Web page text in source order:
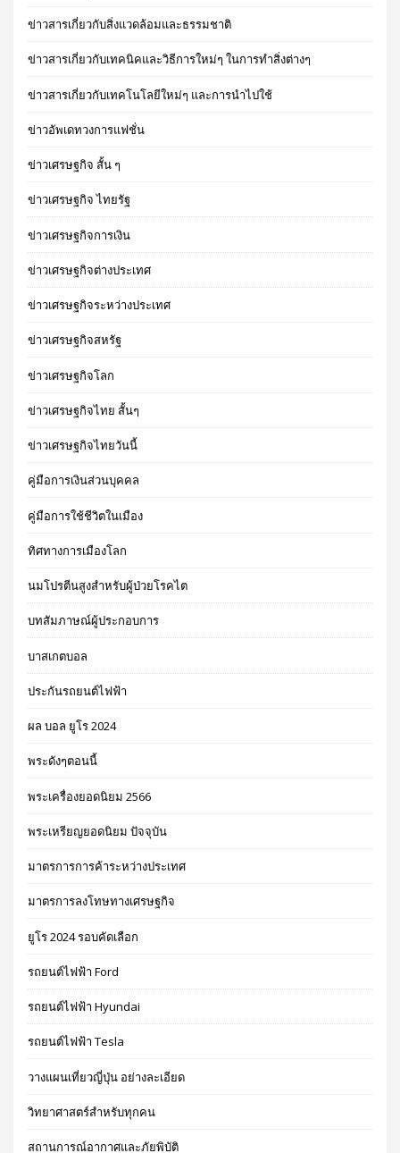
ข่าวสารเกี่ยวกับสิ่งแวดล้อมและธรรมชาติ
ข่าวสารเกี่ยวกับเทคนิคและวิธีการใหม่ๆ ในการทำสิ่งต่างๆ
ข่าวสารเกี่ยวกับเทคโนโลยีใหม่ๆ และการนำไปใช้
ข่าวอัพเดทวงการแฟชั่น
ข่าวเศรษฐกิจ สั้น ๆ
ข่าวเศรษฐกิจ ไทยรัฐ
ข่าวเศรษฐกิจการเงิน
ข่าวเศรษฐกิจต่างประเทศ
ข่าวเศรษฐกิจระหว่างประเทศ
ข่าวเศรษฐกิจสหรัฐ
ข่าวเศรษฐกิจโลก
ข่าวเศรษฐกิจไทย สั้นๆ
ข่าวเศรษฐกิจไทยวันนี้
คู่มือการเงินส่วนบุคคล
คู่มือการใช้ชีวิตในเมือง
ทิศทางการเมืองโลก
นมโปรตีนสูงสำหรับผู้ป่วยโรคไต
บทสัมภาษณ์ผู้ประกอบการ
บาสเกตบอล
ประกันรถยนต์ไฟฟ้า
ผล บอล ยูโร 2024
พระดังๆตอนนี้
พระเครื่องยอดนิยม 2566
พระเหรียญยอดนิยม ปัจจุบัน
มาตรการการค้าระหว่างประเทศ
มาตรการลงโทษทางเศรษฐกิจ
ยูโร 2024 รอบคัดเลือก
รถยนต์ไฟฟ้า Ford
รถยนต์ไฟฟ้า Hyundai
รถยนต์ไฟฟ้า Tesla
วางแผนเที่ยวญี่ปุ่น อย่างละเอียด
วิทยาศาสตร์สำหรับทุกคน
สถานการณ์อากาศและภัยพิบัติ